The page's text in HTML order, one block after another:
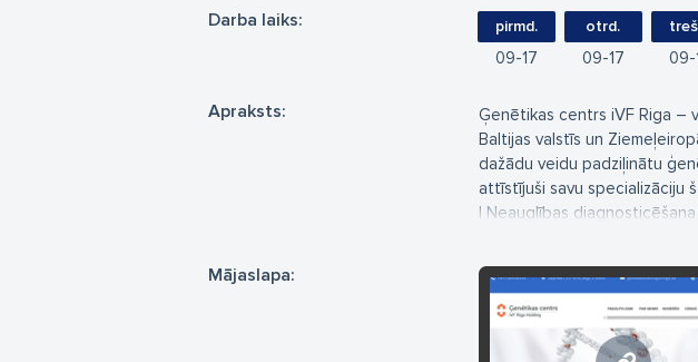
Darba laiks: pirmd.
09 17
otrd.
09 17 09
Apraksts:
Ģenētikas centrs iVF Riga –
Baltijas valstīs un
dažādu veidu padziļinātu
attīstījuši savu specializāciju
I Neauglības
III Dzīves stila ģenētiskie testi
iVF Riga Ģenētikas centrā,
iegūt padziļinātu
mēģinājumiem.
Mājaslapa: